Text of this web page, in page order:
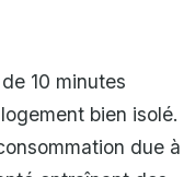
10 minutes
bien isolé.
due à